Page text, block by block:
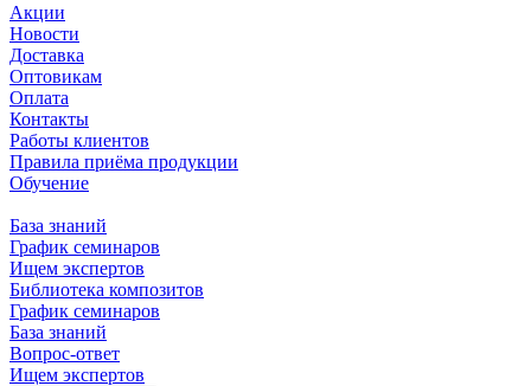
Акции
Новости
Доставка
Оптовикам
Оплата
Контакты
Работы клиентов
Правила приёма продукции
Обучение
База знаний
График семинаров
Ищем экспертов
Библиотека композитов
График семинаров
База знаний
Вопрос-ответ
Ищем экспертов